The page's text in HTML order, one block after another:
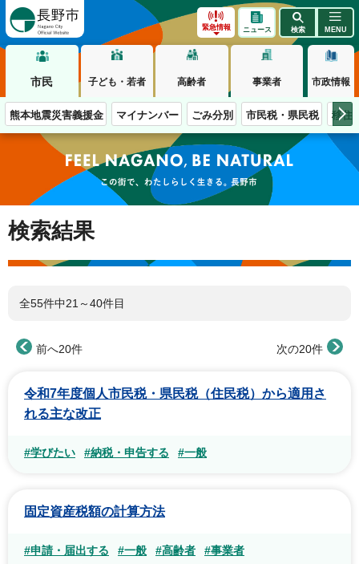
緊急情報 ニュース 検索 MENU
市民 子ども・若者 高齢者 事業者 市政情報
熊本地震災害義援金 マイナンバー ごみ分別 市民税・県民税 移住
この街で、わたしらしく生きる。長野市
検索結果
全55件中21～40件目
前へ20件 次の20件
令和7年度個人市民税・県民税（住民税）から適用さ
れる主な改正
#学びたい #納税・申告する #一般
固定資産税額の計算方法
#申請・届出する #一般 #高齢者
#事業者